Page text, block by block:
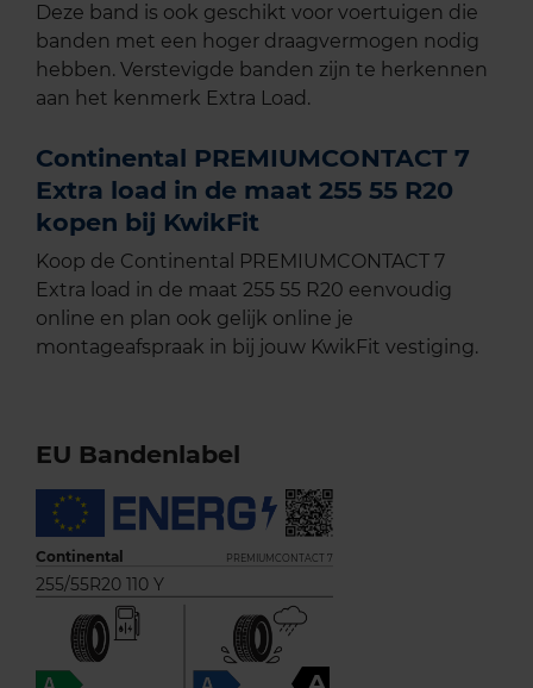
Deze band is ook geschikt voor voertuigen die
banden met een hoger draagvermogen nodig
hebben. Verstevigde banden zijn te herkennen
aan het kenmerk Extra Load.
Continental PREMIUMCONTACT 7
Extra load in de maat 255 55 R20
kopen bij KwikFit
Koop de Continental PREMIUMCONTACT 7
Extra load in de maat 255 55 R20 eenvoudig
online en plan ook gelijk online je
montageafspraak in bij jouw KwikFit vestiging.
EU Bandenlabel
Continental PREMIUMCONTACT 7
255/55R20 110 Y